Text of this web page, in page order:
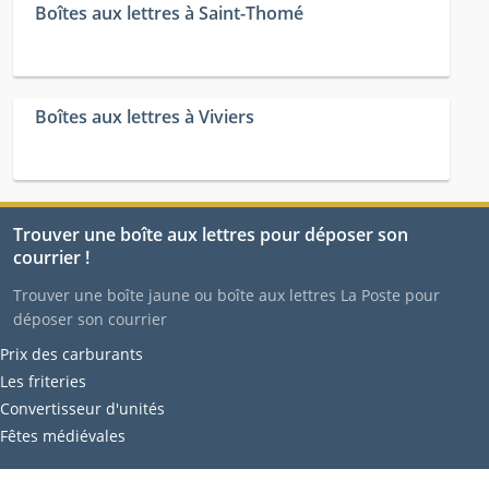
Boîtes aux lettres à Saint-Thomé
Boîtes aux lettres à Viviers
Trouver une boîte aux lettres pour déposer son
courrier !
Trouver une boîte jaune ou boîte aux lettres La Poste pour
déposer son courrier
Prix des carburants
Les friteries
Convertisseur d'unités
Fêtes médiévales